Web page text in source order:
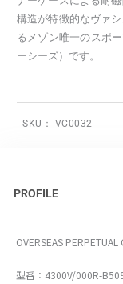
構造が特徴的なヴァ
るメゾン唯一のスポ
ーシーズ）です。
SKU： VC0032
PROFILE
OVERSEAS PERPETUAL
型番：4300V/000R-